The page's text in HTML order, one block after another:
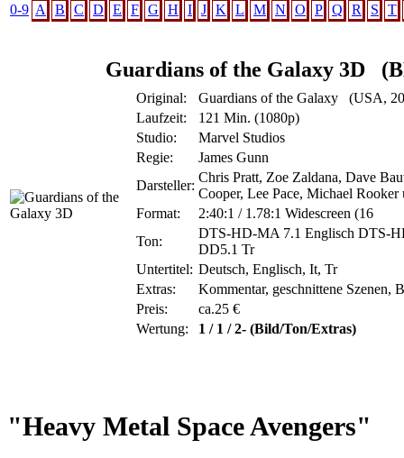
0-9 A B C D E F G H I J K L M N O P Q R S T
Guardians of the Galaxy 3D
Original:
Guardians of the Galaxy (USA,
Laufzeit:
121 Min. (1080p)
Studio:
Marvel Studios
Regie:
James Gunn
Darsteller:
Chris Pratt, Zoe Zaldana, Dave
Cooper, Lee Pace, Michael Rooker
Format:
2:40:1 / 1.78:1 Widescreen (16
Ton:
DTS-HD-MA 7.1 Englisch DTS-
DD5.1 Tr
Untertitel: Deutsch, Englisch, It, Tr
Extras:
Kommentar, geschnittene Szenen,
Preis:
ca.25 €
Wertung:
1 / 1 / 2- (Bild/Ton/Extras)
"Heavy Metal Space Avengers"